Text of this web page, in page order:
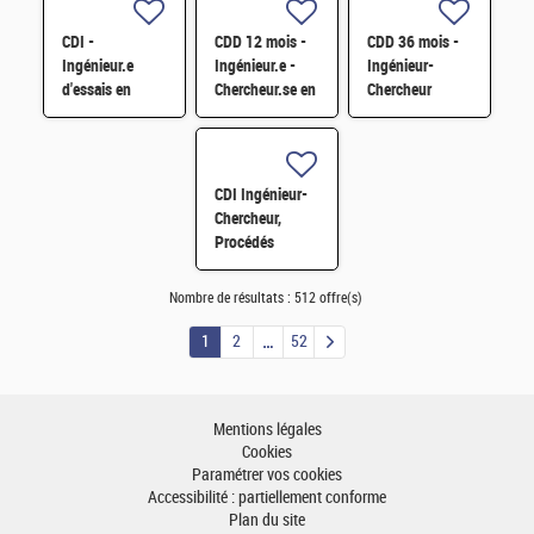
Nucléaires et
Monte-Carlo H/F
atomique
tomographique
H/F
CDI -
Ingénieur.e
d'essais en
mécanique
CDD 12 mois -
Ingénieur.e -
Chercheur.se en
Matériaux et
CDD 36 mois -
Ingénieur-
Chercheur
matériaux -
CDI Ingénieur-
Chercheur,
Procédés
métallurgiques
&
(matériaux pour
les énergies)
Nombre de résultats : 512 offre(s)
1 2 52
Mentions légales
Cookies
Paramétrer vos cookies
Accessibilité : partiellement conforme
Plan du site